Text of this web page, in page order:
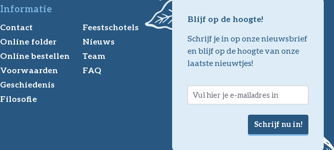
Informatie
Contact
Online folder
Online bestellen
Voorwaarden
Geschiedenis
Filosofie
Feestschotels
Nieuws
Team
FAQ
Blijf op de hoogte!
Schrijf je in op onze nieuwsbrief
en blijf op de hoogte van onze
laatste nieuwtjes!
Schrijf nu in!